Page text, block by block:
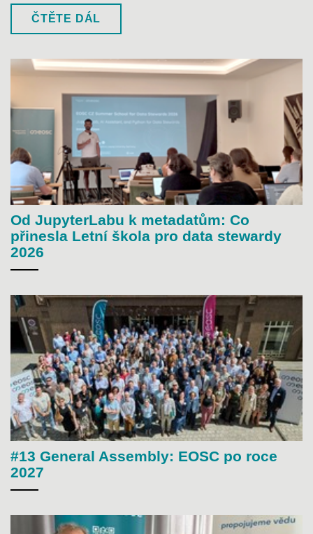
ČTĚTE DÁL
Od JupyterLabu k metadatům: Co
přinesla Letní škola pro data stewardy
2026
#13 General Assembly: EOSC po roce
2027